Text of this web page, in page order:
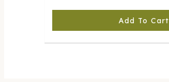
Add To Cart